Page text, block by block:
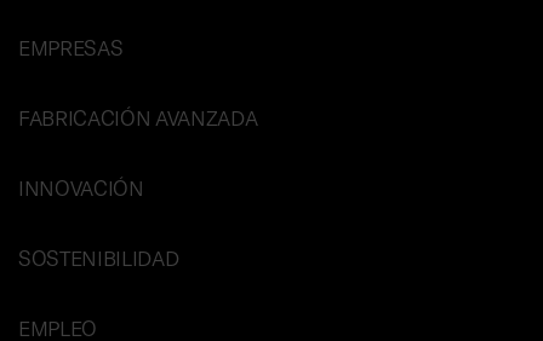
EMPRESAS
FABRICACIÓN AVANZADA
INNOVACIÓN
SOSTENIBILIDAD
EMPLEO